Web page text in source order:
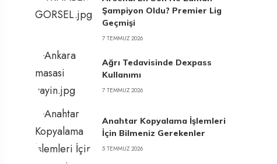
Şampiyon Oldu? Premier Lig
Geçmişi
7 TEMMUZ 2026
Ağrı Tedavisinde Dexpass
Kullanımı
7 TEMMUZ 2026
Anahtar Kopyalama İşlemleri
İçin Bilmeniz Gerekenler
5 TEMMUZ 2026